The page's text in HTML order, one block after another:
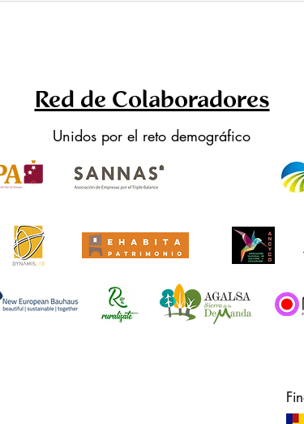
Red de Colaboradores
Unidos por el reto demográfico